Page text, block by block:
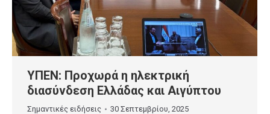
ΥΠΕΝ: Προχωρά η ηλεκτρική
διασύνδεση Ελλάδας και Αιγύπτου
Σημαντικές ειδήσεις 30 Σεπτεμβρίου, 2025